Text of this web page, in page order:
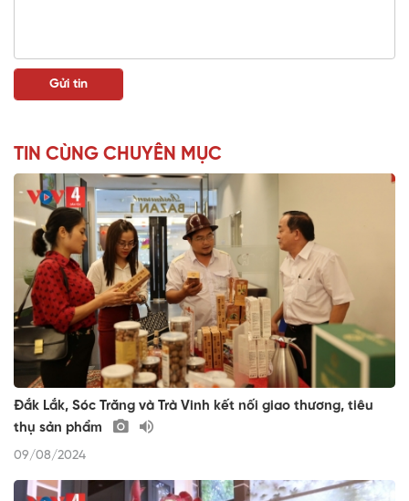
TIN CÙNG CHUYÊN MỤC
Đắk Lắk, Sóc Trăng và Trà Vinh kết nối giao thương, tiêu
thụ sản phẩm
09/08/2024